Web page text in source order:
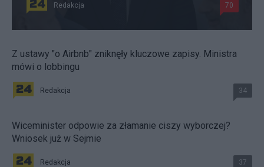
Redakcja 70
Z ustawy "o Airbnb" zniknęły kluczowe zapisy. Ministra
mówi o lobbingu
Redakcja 34
Wiceminister odpowie za złamanie ciszy wyborczej?
Wniosek już w Sejmie
Redakcja 37